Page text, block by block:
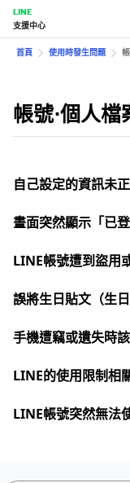
LINE
支援中心
首頁 使用時發生問題
帳號⋅個人
自己設定的資訊未
畫面突然顯示「已
LINE帳號遭到盜用
誤將生日貼文（生
手機遭竊或遺失時
LINE的使用限制相
LINE帳號突然無法